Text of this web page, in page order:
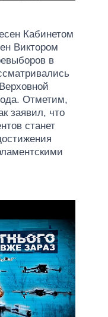
Кабинетом
Виктором
в
Отметим,
заявил, что
станет